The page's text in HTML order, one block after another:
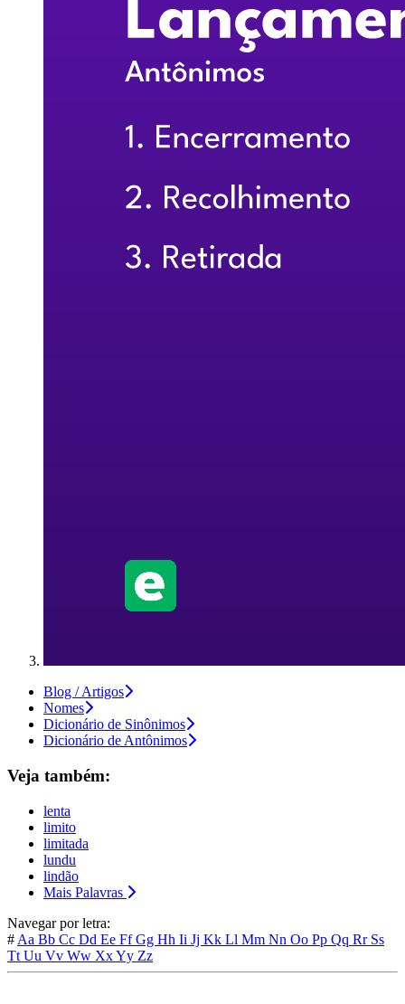
Blog / Artigos
Nomes
Dicionário de Sinônimos
Dicionário de Antônimos
Veja também:
lenta
limito
limitada
lundu
lindão
Mais Palavras
Navegar por letra:
# Aa Bb Cc Dd Ee FfGg Hh Ii Jj Kk Ll Mm Nn Oo Pp Qq Rr Ss
Tt Uu Vv Ww XxYy Zz